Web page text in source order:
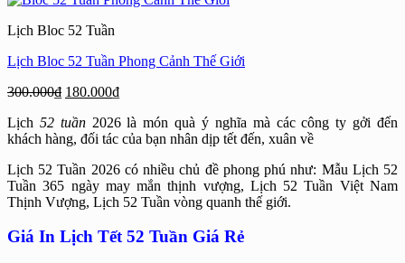
Lịch Bloc 52 Tuần
Lịch Bloc 52 Tuần Phong Cảnh Thế Giới
300.000₫ Giá
là:
300.000₫.
180.000₫Giá
tại
là:
Lịch 52 tuần2026 là món quà ý nghĩa mà các công ty gởi đến
khách hàng, đối tác của bạn nhân dịp tết đến, xuân về
Lịch 52 Tuần 2026 có nhiều chủ đề phong phú như: Mẫu Lịch 52
Tuần 365 ngày may mắn thịnh vượng, Lịch 52 Tuần Việt Nam
Thịnh Vượng, Lịch 52 Tuần vòng quanh thế giới.
Giá In Lịch Tết 52 Tuần Giá Rẻ